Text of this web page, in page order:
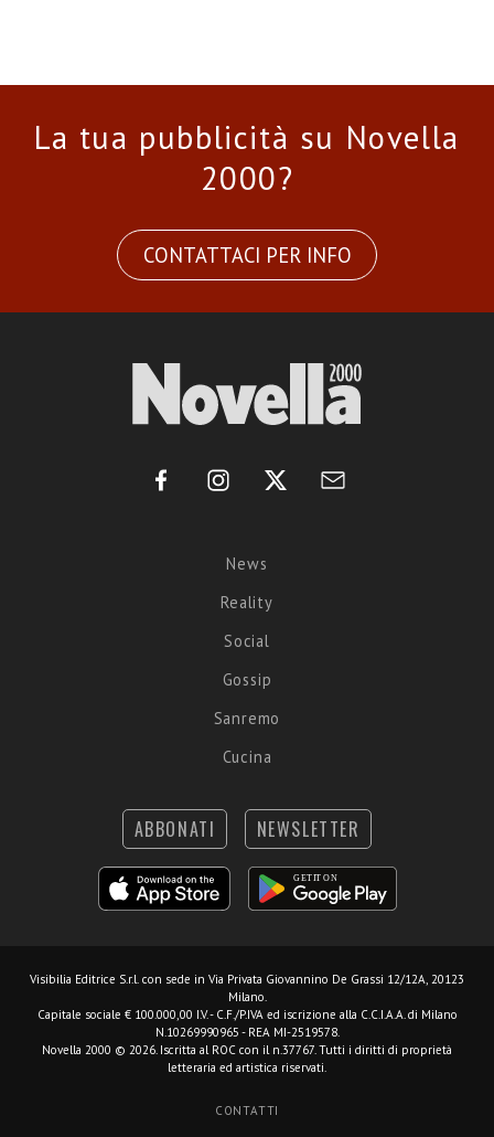
La tua pubblicità su Novella
2000?
CONTATTACI PER INFO
News
Reality
Social
Gossip
Sanremo
Cucina
ABBONATI NEWSLETTER
Visibilia Editrice S.r.l. con sede in Via Privata Giovannino De Grassi 12/12A, 20123
Milano.
Capitale sociale € 100.000,00 I.V. - C.F./P.IVA ed iscrizione alla C.C.I.A.A. di Milano
N.10269990965 - REA MI-2519578.
Novella 2000 © 2026. Iscritta al ROC con il n.37767. Tutti i diritti di proprietà
letteraria ed artistica riservati.
CONTATTI